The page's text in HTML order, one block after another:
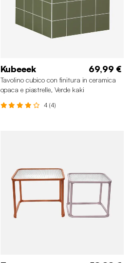
Kubeeek 69,99 €
Tavolino cubico con finitura in ceramica
opaca e piastrelle, Verde kaki
4 (4)